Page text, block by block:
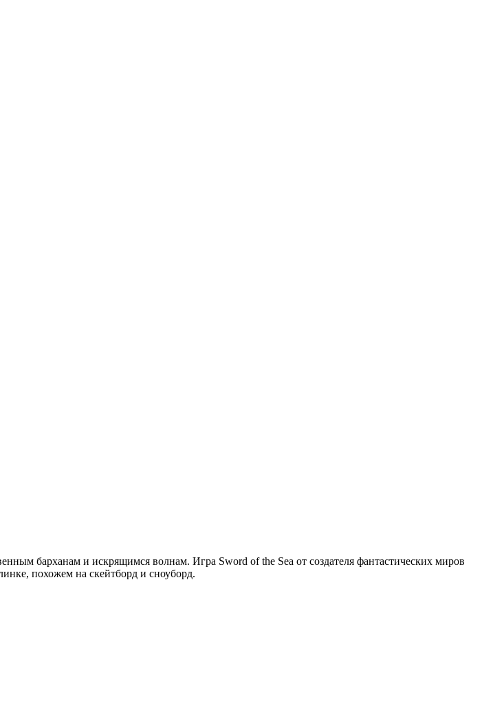
барханам и искрящимся волнам. Игра Sword of the Sea от создателя фантастических миров
похожем на скейтборд и сноуборд.